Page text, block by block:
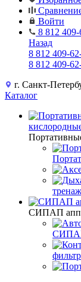
Войти
8 812
Назад
8 812 409-
8 812 409-
г. Санкт-
Каталог
СИПАП
СИПАП